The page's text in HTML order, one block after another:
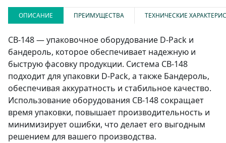
ОПИСАНИЕ ПРЕИМУЩЕСТВА ТЕХНИЧЕСКИЕ
CB-148 — упаковочное оборудование D-Pack и
бандероль, которое обеспечивает надежную и
быструю фасовку продукции. Система CB-148
подходит для упаковки D-Pack, а также Бандероль,
обеспечивая аккуратность и стабильное качество.
Использование оборудования CB-148 сокращает
время упаковки, повышает производительность и
минимизирует ошибки, что делает его выгодным
решением для вашего производства.